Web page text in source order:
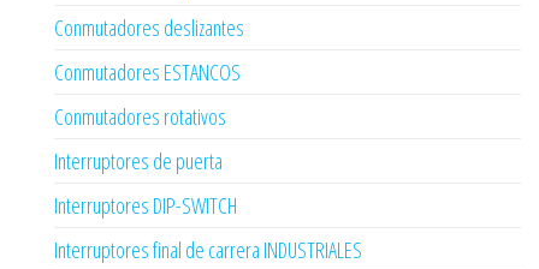
Conmutadores deslizantes
Conmutadores ESTANCOS
Conmutadores rotativos
Interruptores de puerta
Interruptores DIP-SWITCH
Interruptores final de carrera INDUSTRIALES